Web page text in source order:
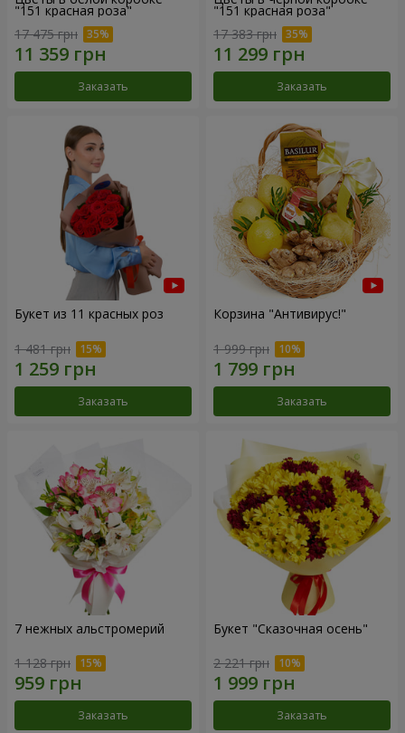
"151 красная роза"
17 475 грн
Заказать
"151 красная роза"
17 383 грн
Заказать
Букет из 11 красных роз
1 481 грн
Заказать
Корзина "Антивирус!"
1 999 грн
Заказать
7 нежных альстромерий
1 128 грн
Заказать
Букет "Сказочная осень"
2 221 грн
Заказать